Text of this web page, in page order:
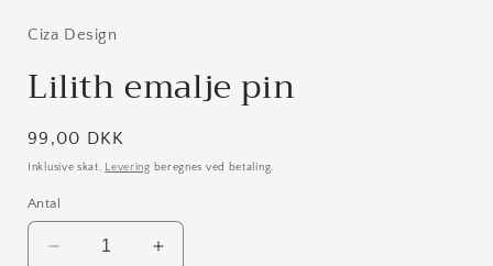
iCiza Design
Lilith emalje pin
Normalpris
99,00 DKK
Inklusive skat. Levering beregnes ved betaling.
Antal
Reducer
Øg